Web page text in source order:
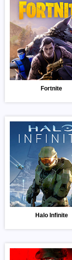
Fortnite
Halo Infinite